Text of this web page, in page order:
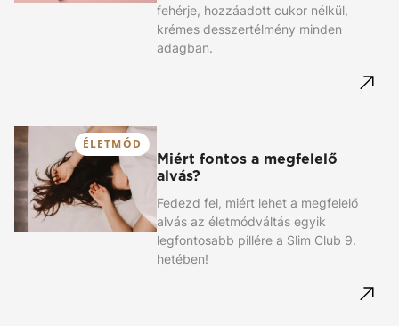
fehérje, hozzáadott cukor nélkül,
krémes desszertélmény minden
adagban.
ÉLETMÓD
Miért fontos a megfelelő
alvás?
Fedezd fel, miért lehet a megfelelő
alvás az életmódváltás egyik
legfontosabb pillére a Slim Club 9.
hetében!